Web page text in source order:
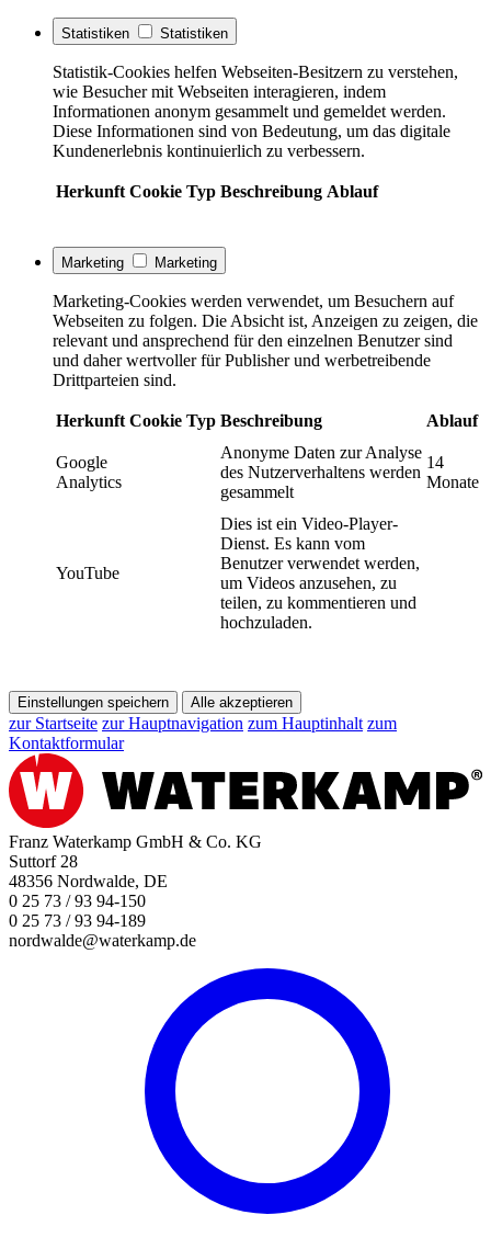
Statistiken Statistiken
Statistik-Cookies helfen Webseiten-Besitzern zu verstehen,
wie Besucher mit Webseiten interagieren, indem
Informationen anonym gesammelt und gemeldet werden.
Diese Informationen sind von Bedeutung, um das digitale
Kundenerlebnis kontinuierlich zu verbessern.
Herkunft Cookie Typ Beschreibung Ablauf
Marketing Marketing
Marketing-Cookies werden verwendet, um Besuchern auf
Webseiten zu folgen. Die Absicht ist, Anzeigen zu zeigen, die
relevant und ansprechend für den einzelnen Benutzer sind
und daher wertvoller für Publisher und werbetreibende
Drittparteien sind.
Herkunft Cookie Typ Beschreibung Ablauf
Google
Analytics
Anonyme Daten zur Analyse
des Nutzerverhaltens werden
gesammelt
14
Monate
YouTube
Dies ist ein Video-Player-
Dienst. Es kann vom
Benutzer verwendet werden,
um Videos anzusehen, zu
teilen, zu kommentieren und
hochzuladen.
Einstellungen speichern Alle akzeptieren
zur Startseite zur Hauptnavigation zum Hauptinhalt zum
Kontaktformular
Franz Waterkamp GmbH & Co. KG
Suttorf 28
48356 Nordwalde, DE
0 25 73 / 93 94-150
0 25 73 / 93 94-189
nordwalde@waterkamp.de